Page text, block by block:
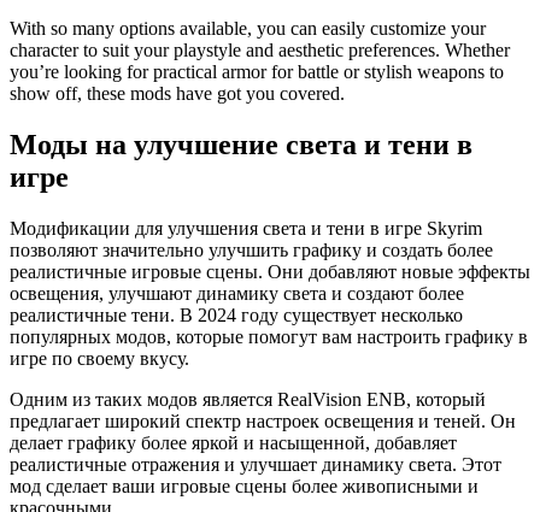
With so many options available, you can easily customize your
character to suit your playstyle and aesthetic preferences. Whether
you’re looking for practical armor for battle or stylish weapons to
show off, these mods have got you covered.
Моды на улучшение света и тени в
игре
Модификации для улучшения света и тени в игре Skyrim
позволяют значительно улучшить графику и создать более
реалистичные игровые сцены. Они добавляют новые эффекты
освещения, улучшают динамику света и создают более
реалистичные тени. В 2024 году существует несколько
популярных модов, которые помогут вам настроить графику в
игре по своему вкусу.
Одним из таких модов является RealVision ENB, который
предлагает широкий спектр настроек освещения и теней. Он
делает графику более яркой и насыщенной, добавляет
реалистичные отражения и улучшает динамику света. Этот
мод сделает ваши игровые сцены более живописными и
красочными.